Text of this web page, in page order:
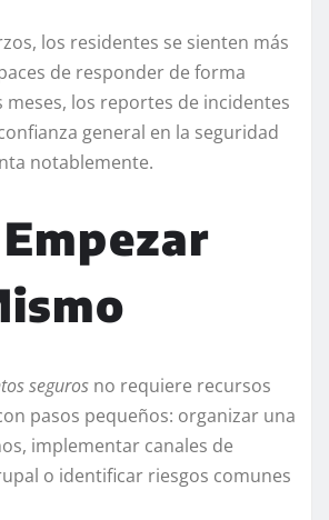
los residentes se sienten más
de responder de forma
meses, los reportes de incidentes
general en la seguridad
notablemente.
seguros no requiere recursos
pasos pequeños: organizar una
implementar canales de
o identificar riesgos comunes